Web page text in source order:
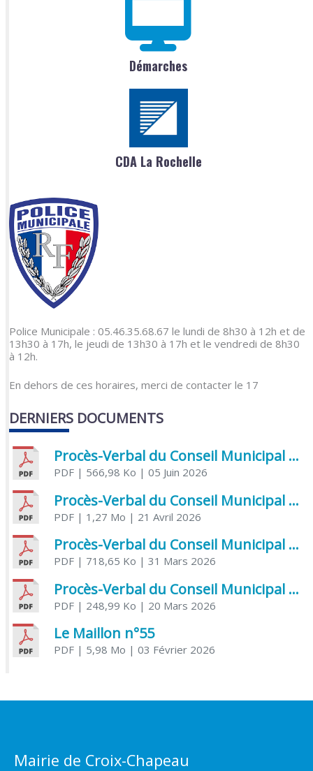
Démarches
CDA La Rochelle
Police Municipale : 05.46.35.68.67 le lundi de 8h30 à 12h et de
13h30 à 17h, le jeudi de 13h30 à 17h et le vendredi de 8h30
à 12h.
En dehors de ces horaires, merci de contacter le 17
DERNIERS DOCUMENTS
Procès-Verbal du Conseil Municipal du 5 juin 2026
PDF| 566,98 Ko | 05 Juin 2026
Procès-Verbal du Conseil Municipal du 21 avril 2026
PDF| 1,27 Mo | 21 Avril 2026
Procès-Verbal du Conseil Municipal du 31 mars 2026
PDF| 718,65 Ko | 31 Mars 2026
Procès-Verbal du Conseil Municipal du 20 mars 2026
PDF| 248,99 Ko | 20 Mars 2026
Le Maillon n°55
PDF| 5,98 Mo | 03 Février 2026
Mairie de Croix-Chapeau